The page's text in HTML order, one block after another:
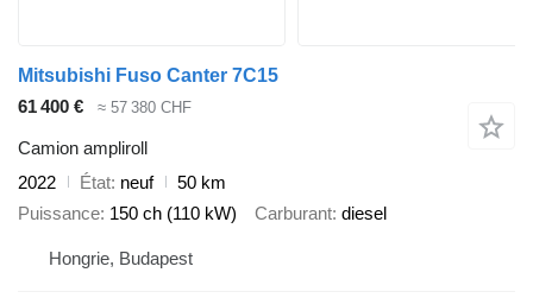
Mitsubishi Fuso Canter 7C15
61 400 €
≈ 57 380 CHF
Camion ampliroll
2022
État neuf
50 km
Puissance 150 ch (110 kW) Carburant diesel
Hongrie, Budapest